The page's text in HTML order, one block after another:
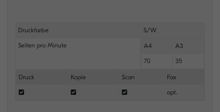
Druckfarbe S/W
Seiten pro Minute A4 A3
70 35
Druck Kopie Scan Fax
opt.